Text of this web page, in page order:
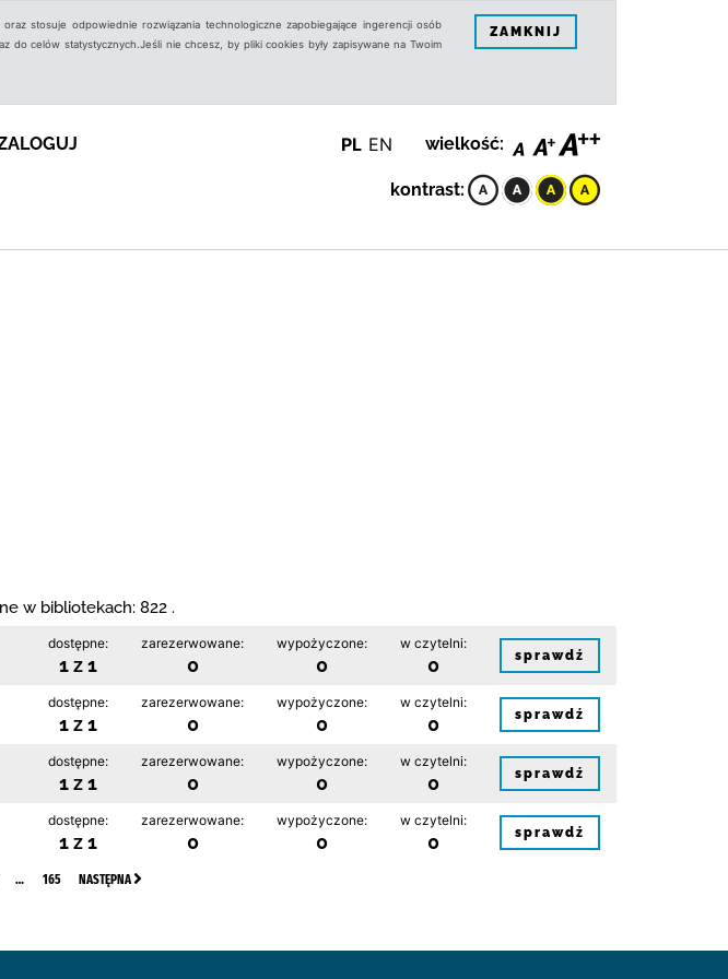
stosuje odpowiednie rozwiązania technologiczne zapobiegające ingerencji osób
celów statystycznych.Jeśli nie chcesz, by pliki cookies były zapisywane na Twoim
ZAMKNIJ
PL EN wielkość:
kontrast:
w bibliotekach: 822 .
dostępne:
1 z 1
zarezerwowane:
0
wypożyczone:
0
w czytelni:
0 sprawdź
dostępne:
1 z 1
zarezerwowane:
0
wypożyczone:
0
w czytelni:
0 sprawdź
dostępne:
1 z 1
zarezerwowane:
0
wypożyczone:
0
w czytelni:
0 sprawdź
dostępne:
1 z 1
zarezerwowane:
0
wypożyczone:
0
w czytelni:
0 sprawdź
… 165 NASTĘPNA